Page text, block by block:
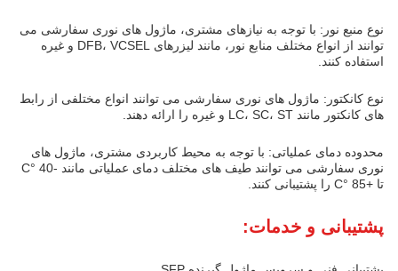
نوع منبع نور: با توجه به نیازهای مشتری، ماژول های نوری سفارشی می
توانند از انواع مختلف منابع نور، مانند لیزرهای DFB، VCSEL و غیره
استفاده کنند.
نوع کانکتور: ماژول های نوری سفارشی می توانند انواع مختلفی از رابط
های کانکتور مانند LC، SC، ST و غیره را ارائه دهند.
محدوده دمای عملیاتی: با توجه به محیط کاربردی مشتری، ماژول های
نوری سفارشی می توانند طیف های مختلف دمای عملیاتی مانند -40 °C
تا +85 °C را پشتیبانی کنند.
پشتیبانی و خدمات: